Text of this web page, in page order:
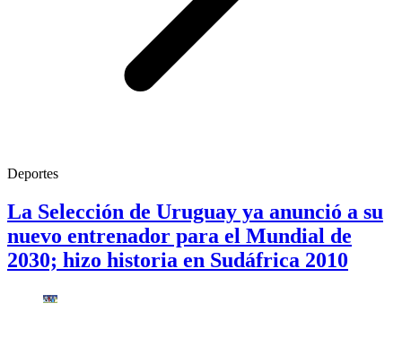
Deportes
La Selección de Uruguay ya anunció a su
nuevo entrenador para el Mundial de
2030; hizo historia en Sudáfrica 2010